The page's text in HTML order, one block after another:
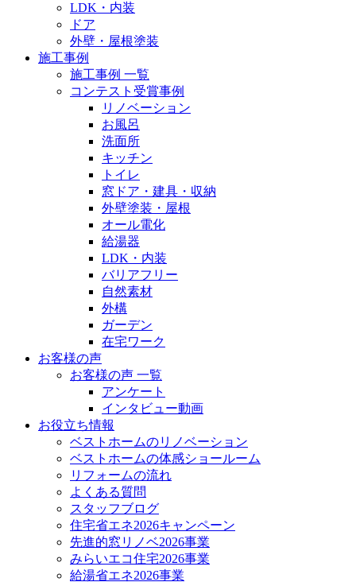
LDK・内装
ドア
外壁・屋根塗装
施工事例
施工事例 一覧
コンテスト受賞事例
リノベーション
お風呂
洗面所
キッチン
トイレ
窓ドア・建具・収納
外壁塗装・屋根
オール電化
給湯器
LDK・内装
バリアフリー
自然素材
外構
ガーデン
在宅ワーク
お客様の声
お客様の声 一覧
アンケート
インタビュー動画
お役立ち情報
ベストホームのリノベーション
ベストホームの体感ショールーム
リフォームの流れ
よくある質問
スタッフブログ
住宅省エネ2026キャンペーン
先進的窓リノベ2026事業
みらいエコ住宅2026事業
給湯省エネ2026事業